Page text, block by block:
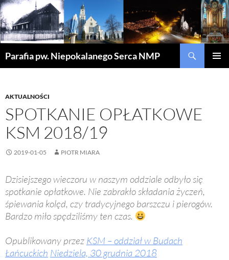
Parafia pw. Niepokalanego Serca NMP
AKTUALNOŚCI
SPOTKANIE OPŁATKOWE
KSM 2018/19
2019-01-05 PIOTR MIARA
Dzisiejszego wieczoru w naszym oddziale odbyło się
spotkanie opłatkowe. Nie zabrakło składania życzeń,
śpiewania kolęd, czy tradycyjnego barszczu i pierogów.
Bardzo miło spędziliśmy ten czas.
Opublikowany przez KSM – oddział w Budach
Łańcuckich Niedziela, 30 grudnia 2018